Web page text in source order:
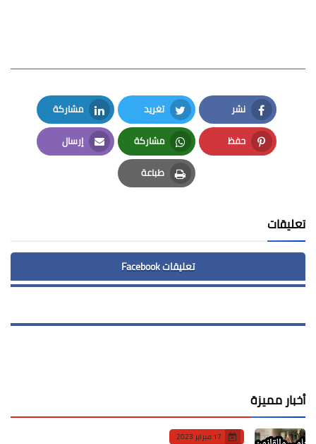
نشر
Facebook
تغريد
Twitter
مشاركة
LinkedIn
حفظ
Pinterest
مشاركة
Whatsapp
إرسال
Email
طباعة
Print
تعليقات
تعليقات Facebook
أخبار مميزة
17 فبراير 2023